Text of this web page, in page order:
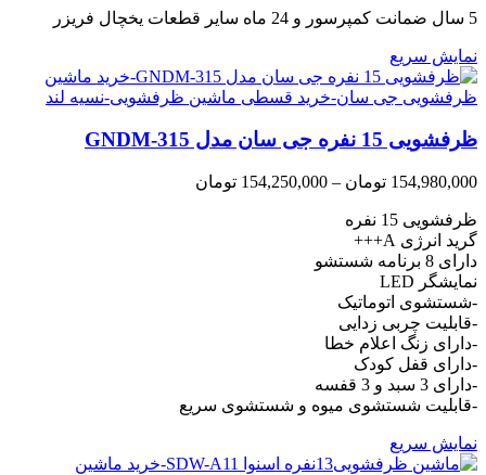
5 سال ضمانت کمپرسور و 24 ماه سایر قطعات یخچال فریزر
نمایش سریع
ظرفشویی 15 نفره جی سان مدل GNDM-315
154,980,000 تومان –
154,250,000 تومان
ظرفشویی 15 نفره
گرید انرژی A+++
دارای 8 برنامه شستشو
نمایشگر LED
-شستشوی اتوماتیک
-قابلیت چربی زدایی
-دارای زنگ اعلام خطا
-دارای قفل کودک
-دارای 3 سبد و 3 قفسه
-قابلیت شستشوی میوه و شستشوی سریع
نمایش سریع